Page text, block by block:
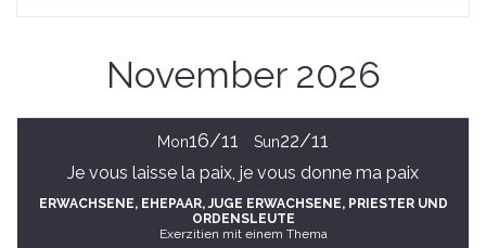
November 2026
Mon16/11 Sun22/11
Je vous laisse la paix, je vous donne ma paix
ERWACHSENE, EHEPAAR, JUGE ERWACHSENE, PRIESTER UND
ORDENSLEUTE
Exerzitien mit einem Thema